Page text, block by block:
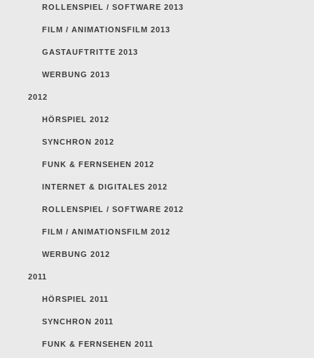
ROLLENSPIEL / SOFTWARE 2013
FILM / ANIMATIONSFILM 2013
GASTAUFTRITTE 2013
WERBUNG 2013
2012
HÖRSPIEL 2012
SYNCHRON 2012
FUNK & FERNSEHEN 2012
INTERNET & DIGITALES 2012
ROLLENSPIEL / SOFTWARE 2012
FILM / ANIMATIONSFILM 2012
WERBUNG 2012
2011
HÖRSPIEL 2011
SYNCHRON 2011
FUNK & FERNSEHEN 2011